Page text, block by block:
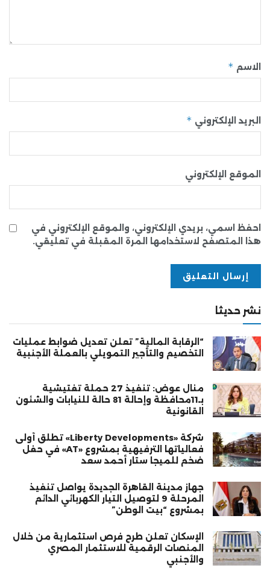
الاسم *
البريد الإلكتروني *
الموقع الإلكتروني
احفظ اسمي، بريدي الإلكتروني، والموقع الإلكتروني في
هذا المتصفح لاستخدامها المرة المقبلة في تعليقي.
نشر حديثا
“الرقابة المالية” تعلن تعديل ضوابط عمليات
التخصيم والتأجير التمويلي بالعملة الأجنبية
منال عوض: تنفيذ 27 حملة تفتيشية
بـ11محافظة وإحالة 81 حالة للنيابات والشئون
القانونية
شركة «Liberty Developments» تطلق أولى
فعالياتها الترفيهية بمشروع «AT» في حفل
ضخم للميجا ستار أحمد سعد
جهاز مدينة القاهرة الجديدة يواصل تنفيذ
المرحلة 9 لتوصيل التيار الكهربائي الدائم
بمشروع “بيت الوطن”
الإسكان تعلن طرح فرص استثمارية من خلال
المنصات الرقمية للاستثمار المصري
والأجنبي